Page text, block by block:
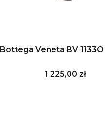
Bottega Veneta BV 1133O
Cena
1 225,00 zł